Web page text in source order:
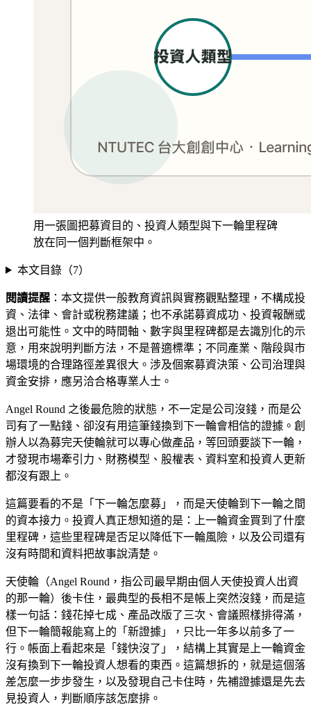
用一張圖把募資目的、投資人類型與下一輪里程碑
放在同一個判斷框架中。
本文目錄（7）
閱讀提醒 ：本文提供一般教育資訊與實務觀點整理，不構成投
資、法律、會計或稅務建議；也不承諾募資成功、投資報酬或
退出可能性。文中的時間軸、數字與里程碑都是去識別化的示
意，用來說明判斷方法，不是普適標準；不同產業、階段與市
場環境的合理路徑差異很大。涉及個案募資決策、公司治理與
資金安排，應另洽合格專業人士。
Angel Round 之後最危險的狀態，不一定是公司沒錢，而是公
司有了一點錢、卻沒有用這筆錢換到下一輪會相信的證據。創
辦人以為募完天使輪就可以專心做產品，等回頭要談下一輪，
才發現市場牽引力、財務模型、股權表、資料室和投資人更新
都沒有跟上。
這篇要看的不是「下一輪怎麼募」，而是天使輪到下一輪之間
的資本接力。投資人真正想知道的是：上一輪資金買到了什麼
里程碑，這些里程碑是否足以降低下一輪風險，以及公司還有
沒有時間和資料把故事說清楚。
天使輪（Angel Round，指公司最早期由個人天使投資人出資
的那一輪）後卡住，最典型的長相不是帳上突然沒錢，而是這
樣一句話：錢花掉七成、產品改版了三次、會議照樣排得滿，
但下一輪簡報能寫上的「新證據」，只比一年多以前多了一
行。帳面上看起來是「錢快沒了」，結構上其實是上一輪資金
沒有換到下一輪投資人想看的東西。這篇想拆的，就是這個落
差怎麼一步步發生，以及發現自己卡住時，先補證據還是先去
見投資人，判斷順序該怎麼排。